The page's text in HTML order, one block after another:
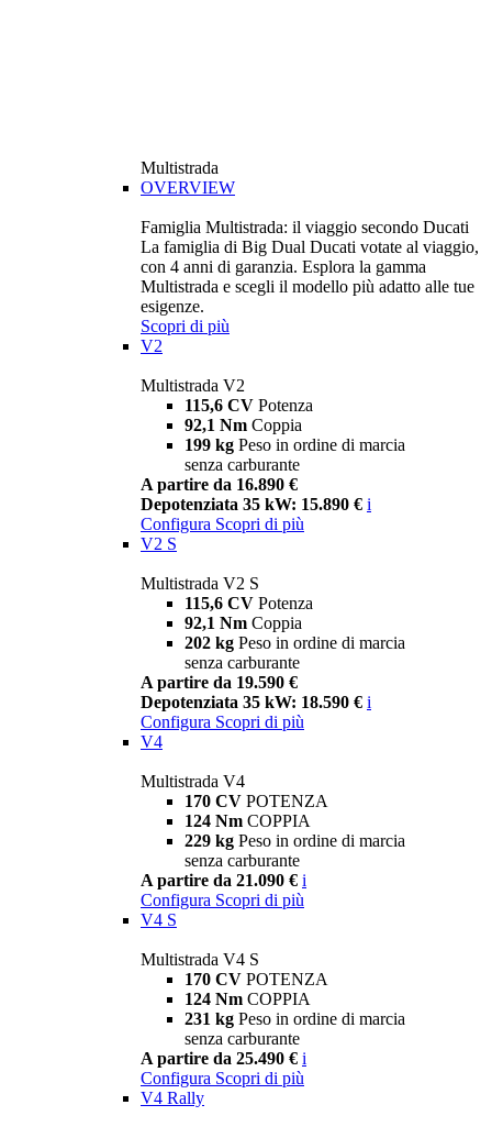
Multistrada
OVERVIEW
Famiglia Multistrada: il viaggio secondo Ducati
La famiglia di Big Dual Ducati votate al viaggio,
con 4 anni di garanzia. Esplora la gamma
Multistrada e scegli il modello più adatto alle tue
esigenze.
Scopri di più
V2
Multistrada V2
115,6 CV Potenza
92,1 Nm Coppia
199 kg Peso in ordine di marcia
senza carburante
A partire da 16.890 €
Depotenziata 35 kW: 15.890 € i
Configura Scopri di più
V2 S
Multistrada V2 S
115,6 CV Potenza
92,1 Nm Coppia
202 kg Peso in ordine di marcia
senza carburante
A partire da 19.590 €
Depotenziata 35 kW: 18.590 € i
Configura Scopri di più
V4
Multistrada V4
170 CV POTENZA
124 Nm COPPIA
229 kg Peso in ordine di marcia
senza carburante
A partire da 21.090 € i
Configura Scopri di più
V4 S
Multistrada V4 S
170 CV POTENZA
124 Nm COPPIA
231 kg Peso in ordine di marcia
senza carburante
A partire da 25.490 € i
Configura Scopri di più
V4 Rally